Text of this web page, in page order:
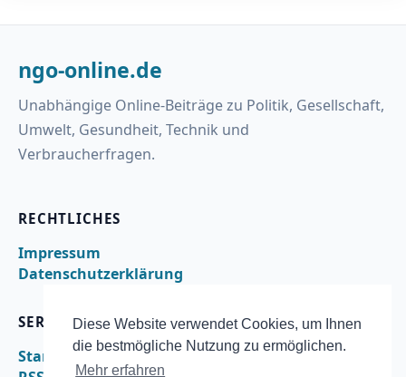
Diese Website verwendet Cookies, um Ihnen
die bestmögliche Nutzung zu ermöglichen.
Mehr erfahren
ngo-online.de
Unabhängige Online-Beiträge zu Politik, Gesellschaft,
Umwelt, Gesundheit, Technik und
Verbraucherfragen.
RECHTLICHES
Impressum
Datenschutzerklärung
SERVICE
Startseite